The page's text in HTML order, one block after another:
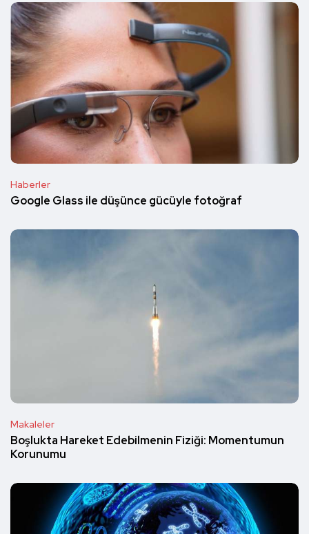
Haberler
Google Glass ile düşünce gücüyle fotoğraf
Makaleler
Boşlukta Hareket Edebilmenin Fiziği: Momentumun
Korunumu